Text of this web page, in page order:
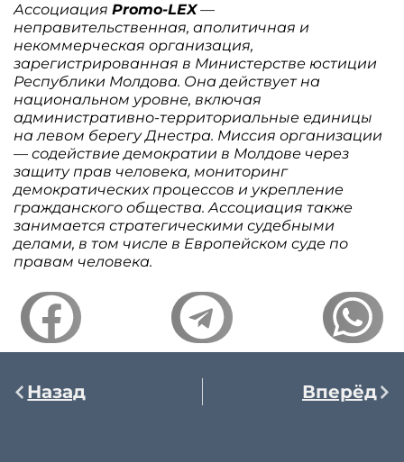
АссоциацияPromo-LEX—
неправительственная, аполитичная и
некоммерческая организация,
зарегистрированная в Министерстве юстиции
Республики Молдова. Она действует на
национальном уровне, включая
административно-территориальные единицы
на левом берегу Днестра. Миссия организации
— содействие демократии в Молдове через
защиту прав человека, мониторинг
демократических процессов и укрепление
гражданского общества. Ассоциация также
занимается стратегическими судебными
делами, в том числе в Европейском суде по
правам человека.
Назад Вперёд